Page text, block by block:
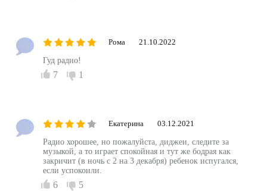
Рома 21.10.2022
Гуд радио!
7 1
Екатерина 03.12.2021
Радио хорошее, но пожалуйста, диджеи, следите за
музыкой, а то играет спокойная и тут же бодрая как
закричит (в ночь с 2 на 3 декабря) ребенок испугался,
если успокоили.
6 5